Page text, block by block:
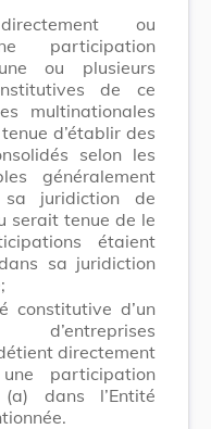
ou
participation
ou plusieurs
de ce
multinationales
d’établir des
selon les
généralement
juridiction de
serait tenue de le
étaient
sa juridiction
constitutive d’un
directement
participation
dans l’Entité